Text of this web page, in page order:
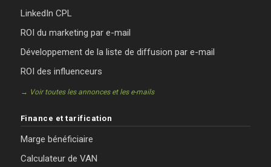
LinkedIn CPL
ROI du marketing par e-mail
Développement de la liste de diffusion par e-mail
ROI des influenceurs
→ Voir toutes les annonces et les e-mails
Finance et tarification
Marge bénéficiaire
Calculateur de VAN